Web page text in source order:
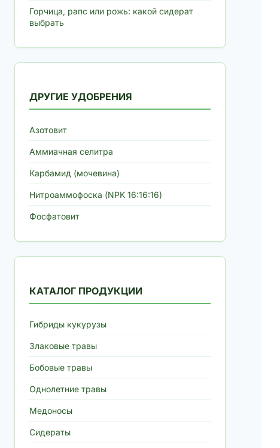
Горчица, рапс или рожь: какой сидерат
выбрать
ДРУГИЕ УДОБРЕНИЯ
Азотовит
Аммиачная селитра
Карбамид (мочевина)
Нитроаммофоска (NPK 16:16:16)
Фосфатовит
КАТАЛОГ ПРОДУКЦИИ
Гибриды кукурузы
Злаковые травы
Бобовые травы
Однолетние травы
Медоносы
Сидераты